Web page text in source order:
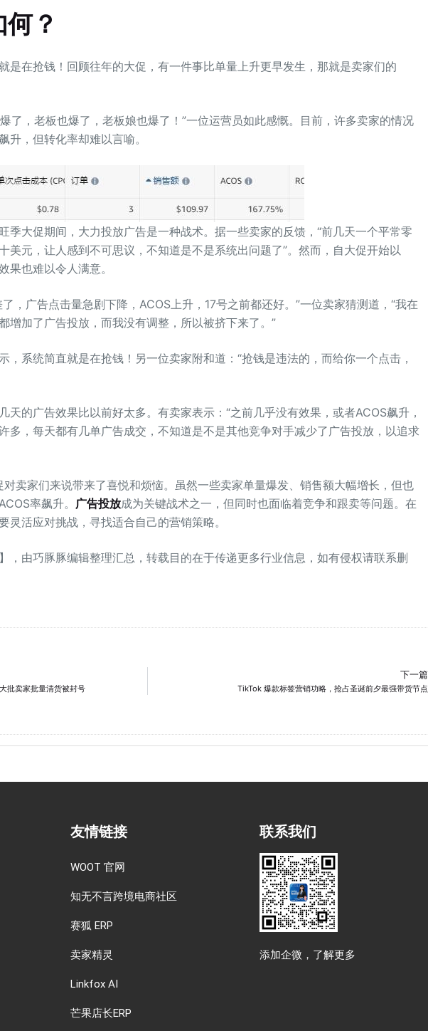
？
是在抢钱！回顾往年的大促，有一件事比单量上升更早发生，那就是卖家们的
了，老板也爆了，老板娘也爆了！”一位运营员如此感慨。目前，许多卖家的情况
升，但转化率却难以言喻。
季大促期间，大力投放广告是一种战术。据一些卖家的反馈，“前几天一个平常零
美元，让人感到不可思议，不知道是不是系统出问题了”。然而，自大促开始以
果也难以令人满意。
，广告点击量急剧下降，ACOS上升，17号之前都还好。”一位卖家猜测道，“我在
增加了广告投放，而我没有调整，所以被挤下来了。”
，系统简直就是在抢钱！另一位卖家附和道：“抢钱是违法的，而给你一个点击，
天的广告效果比以前好太多。有卖家表示：“之前几乎没有效果，或者ACOS飙升，
多，每天都有几单广告成交，不知道是不是其他竞争对手减少了广告投放，以追求
卖家们来说带来了喜悦和烦恼。虽然一些卖家单量爆发、销售额大幅增长，但也
率飙升。
广告投放成为关键战术之一，但同时也面临着竞争和跟卖等问题。在
灵活应对挑战，寻找适合自己的营销策略。
，由巧豚豚编辑整理汇总，转载目的在于传递更多行业信息，如有侵权请联系删
批卖家批量清货被封号
下一篇
TikTok 爆款标签营销功略，抢占圣诞前夕最强带货节点
友情链接
WOOT 官网
知无不言跨境电商社区
赛狐 ERP
卖家精灵
Linkfox AI
芒果店长ERP
联系我们
添加企微，了解更多